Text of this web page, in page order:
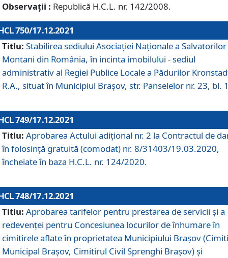
Observații : Republică H.C.L. nr. 142/2008.
750/17.12.2021
Titlu: Stabilirea sediului Asociației Naționale a Salvatorilor
Montani din România, în incinta imobilului - sediul
administrativ al Regiei Publice Locale a Pădurilor
R.A., situat în Municipiul Braşov, str. Panselelor nr. 23, bl.
749/17.12.2021
Titlu: Aprobarea Actului adițional nr. 2 la Contractul de
în folosință gratuită (comodat) nr. 8/31403/19.03.2020,
încheiate în baza H.C.L. nr. 124/2020.
748/17.12.2021
Titlu: Aprobarea tarifelor pentru prestarea de servicii şi a
redevenţei pentru Concesiunea locurilor de înhumare în
cimitirele aflate în proprietatea Municipiului Braşov
Municipal Braşov, Cimitirul Civil Sprenghi Braşov) şi